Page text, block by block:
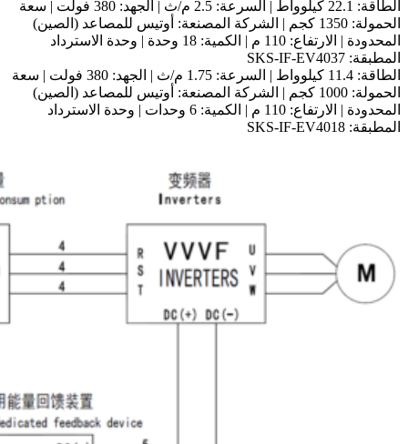
الطاقة: 22.1 كيلوواط | السرعة: 2.5 م/ث | الجهد: 380 فولت | سعة
الحمولة: 1350 كجم | الشركة المصنعة: أوتيس للمصاعد (الصين)
المحدودة | الارتفاع: 110 م | الكمية: 18 وحدة | وحدة الاسترداد
المطبقة: SKS-IF-EV4037
الطاقة: 11.4 كيلوواط | السرعة: 1.75 م/ث | الجهد: 380 فولت | سعة
الحمولة: 1000 كجم | الشركة المصنعة: أوتيس للمصاعد (الصين)
المحدودة | الارتفاع: 110 م | الكمية: 6 وحدات | وحدة الاسترداد
المطبقة: SKS-IF-EV4018